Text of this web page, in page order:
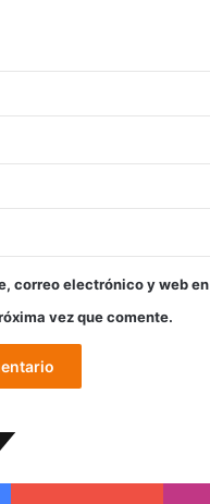
correo electrónico y web
vez que comente.